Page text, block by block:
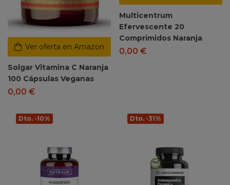
Ver oferta en Amazon
Solgar Vitamina C Naranja
100 Cápsulas Veganas
0,00 €
Multicentrum
Efervescente 20
Comprimidos Naranja
0,00 €
Dto. -10% Dto. -31%